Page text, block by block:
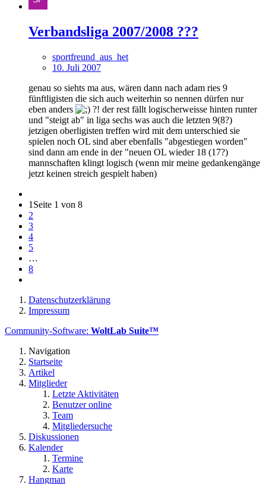
Verbandsliga 2007/2008 ???
sportfreund_aus_het
10. Juli 2007
genau so siehts ma aus, wären dann nach adam ries 9
fünftligisten die sich auch weiterhin so nennen dürfen nur
eben anders
?! der rest fällt logischerweisse hinten runter
und "steigt ab" in liga sechs was auch die letzten 9(8?)
jetzigen oberligisten treffen wird mit dem unterschied sie
spielen noch OL sind aber ebenfalls "abgestiegen worden"
sind dann am ende in der "neuen OL wieder 18 (17?)
mannschaften klingt logisch (wenn mir meine gedankengänge
jetzt keinen streich gespielt haben)
1 Seite 1 von 8
2
3
4
5
…
8
Datenschutzerklärung
Impressum
Community-Software: WoltLab Suite™
Navigation
Startseite
Artikel
Mitglieder
Letzte Aktivitäten
Benutzer online
Team
Mitgliedersuche
Diskussionen
Kalender
Termine
Karte
Hangman